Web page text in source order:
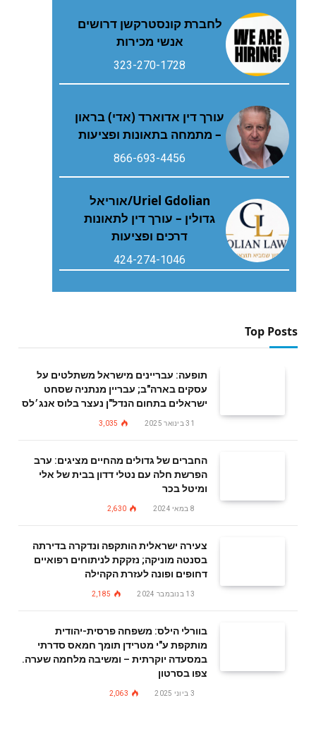
לחברת קונסטרקשן דרושים
אנשי מכירות
323-270-1728
עורך דין אדוארד (אדי) בראון
– מתמחה בתאונות ופציעות
866-693-4456
Uriel Gdolian/אוריאל
גדולין – עורך דין לתאונות
דרכים ופציעות
424-274-1046
Top Posts
תופעה: עבריינים מישראל משתלטים על
עסקים בארה"ב; עבריין מנתניה שסחט
ישראלים בתחום הנדל"ן נעצר בלוס אנג׳לס
31 בינואר 2025 3,035
החברים של גדולים מהחיים מציגים: ערב
הפרשת חלה עם נטלי דדון בבית של אלי
ומיטל בכר
8 במאי 2024 2,630
צעירה ישראלית הותקפה ונדקרה בדירתה
בסנטה מוניקה; נזקקת לניתוחים רפואיים
דחופים ופונה לעזרת הקהילה
13 בנובמבר 2024 2,185
בוורלי הילס: משפחה פרסית-יהודית
מותקפת ע"י מטרידן תומך חמאס סדרתי
במסעדה יוקרתית – ומשיבה מלחמה שערה.
צפו בסרטון
3 ביוני 2025 2,063